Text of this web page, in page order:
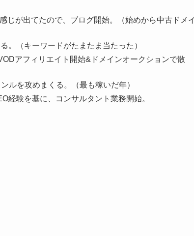
じが出てたので、ブログ開始。（始めから中古ドメ
。（キーワードがたまたま当たった）
アフィリエイト開始&ドメインオークションで散
ルを攻めまくる。（最も稼いだ年）
経験を基に、コンサルタント業務開始。